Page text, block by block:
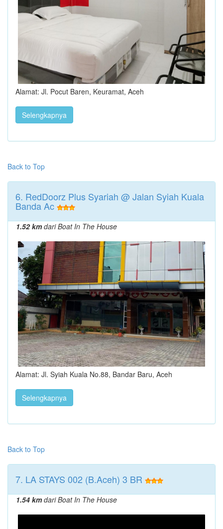
Alamat: Jl. Pocut Baren, Keuramat, Aceh
Selengkapnya
Back to Top
6. RedDoorz Plus Syariah @ Jalan Syiah Kuala
Banda Ac
1.52 kmdari Boat In The House
Alamat: Jl. Syiah Kuala No.88, Bandar Baru, Aceh
Selengkapnya
Back to Top
7. LA STAYS 002 (B.Aceh) 3 BR
1.54 kmdari Boat In The House